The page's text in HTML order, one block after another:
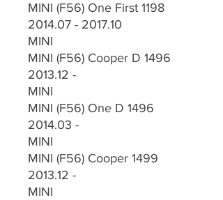
MINI (F56) One First 1198
2014.07 - 2017.10
MINI
MINI (F56) Cooper D 1496
2013.12 -
MINI
MINI (F56) One D 1496
2014.03 -
MINI
MINI (F56) Cooper 1499
2013.12 -
MINI